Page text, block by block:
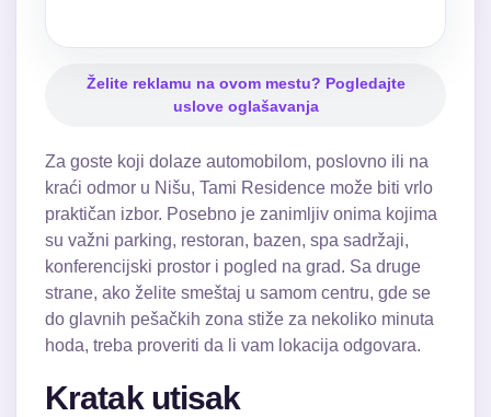
Želite reklamu na ovom mestu? Pogledajte
uslove oglašavanja
Za goste koji dolaze automobilom, poslovno ili na
kraći odmor u Nišu, Tami Residence može biti vrlo
praktičan izbor. Posebno je zanimljiv onima kojima
su važni parking, restoran, bazen, spa sadržaji,
konferencijski prostor i pogled na grad. Sa druge
strane, ako želite smeštaj u samom centru, gde se
do glavnih pešačkih zona stiže za nekoliko minuta
hoda, treba proveriti da li vam lokacija odgovara.
Kratak utisak